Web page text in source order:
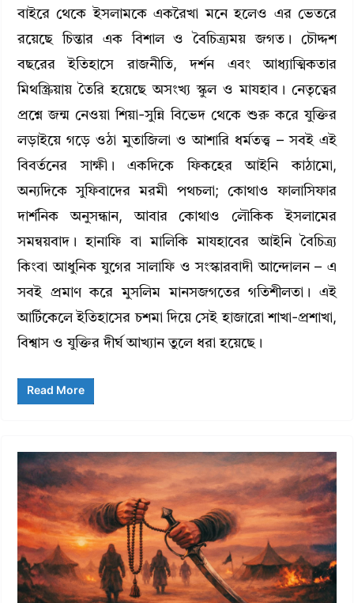
বাইরে থেকে ইসলামকে একরৈখা মনে হলেও এর ভেতরে
রয়েছে চিন্তার এক বিশাল ও বৈচিত্র্যময় জগত। চৌদ্দশ
বছরের ইতিহাসে রাজনীতি, দর্শন এবং আধ্যাত্মিকতার
মিথস্ক্রিয়ায় তৈরি হয়েছে অসংখ্য স্কুল ও মাযহাব। নেতৃত্বের
প্রশ্নে জন্ম নেওয়া শিয়া-সুন্নি বিভেদ থেকে শুরু করে যুক্তির
লড়াইয়ে গড়ে ওঠা মুতাজিলা ও আশারি ধর্মতত্ত্ব – সবই এই
বিবর্তনের সাক্ষী। একদিকে ফিকহের আইনি কাঠামো,
অন্যদিকে সুফিবাদের মরমী পথচলা; কোথাও ফালাসিফার
দার্শনিক অনুসন্ধান, আবার কোথাও লৌকিক ইসলামের
সমন্বয়বাদ। হানাফি বা মালিকি মাযহাবের আইনি বৈচিত্র্য
কিংবা আধুনিক যুগের সালাফি ও সংস্কারবাদী আন্দোলন – এ
সবই প্রমাণ করে মুসলিম মানসজগতের গতিশীলতা। এই
আর্টিকেলে ইতিহাসের চশমা দিয়ে সেই হাজারো শাখা-প্রশাখা,
বিশ্বাস ও যুক্তির দীর্ঘ আখ্যান তুলে ধরা হয়েছে।
Read More